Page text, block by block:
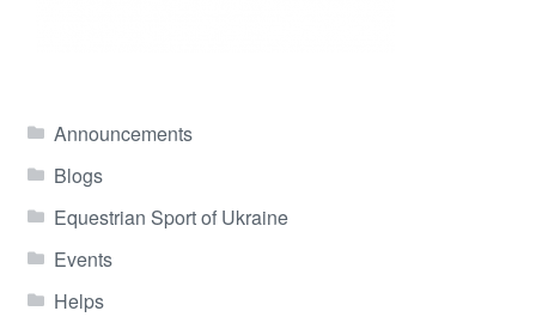
Announcements
Blogs
Equestrian Sport of Ukraine
Events
Helps